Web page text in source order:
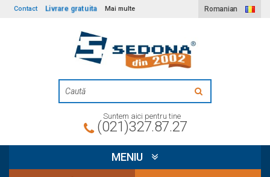
Contact Livrare gratuita Mai multe Romanian
Suntem aici pentru tine
(021)327.87.27
MENIU